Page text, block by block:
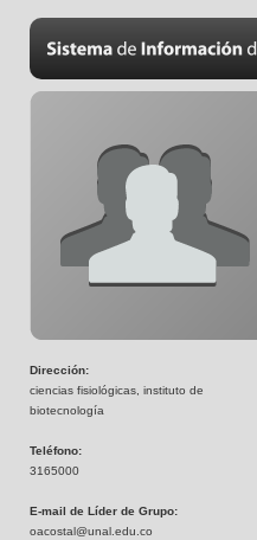
Dirección:
ciencias fisiológicas, instituto de
biotecnología
Teléfono:
3165000
E-mail de Líder de Grupo:
oacostal@unal.edu.co